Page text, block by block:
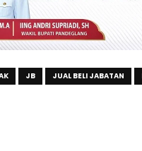
JB JUAL BELI JABATAN